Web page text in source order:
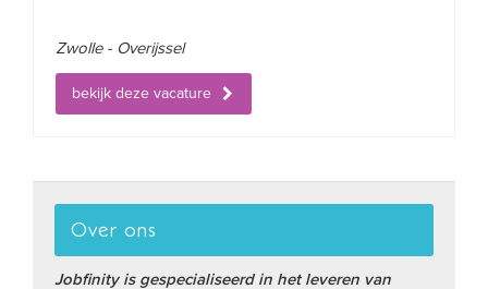
Zwolle - Overijssel
bekijk deze vacature
Over ons
Jobfinity is gespecialiseerd in het leveren van